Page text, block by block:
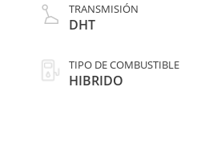
TRANSMISIÓN
DHT
TIPO DE COMBUSTIBLE
HIBRIDO